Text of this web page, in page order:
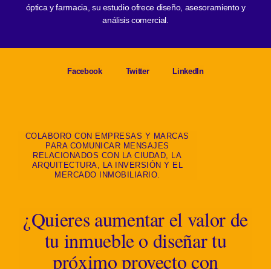
óptica y farmacia, su estudio ofrece diseño, asesoramiento y
análisis comercial.
Facebook Twitter LinkedIn
COLABORO CON EMPRESAS Y MARCAS
PARA COMUNICAR MENSAJES
RELACIONADOS CON LA CIUDAD, LA
ARQUITECTURA, LA INVERSIÓN Y EL
MERCADO INMOBILIARIO.
¿Quieres aumentar el valor de
tu inmueble o diseñar tu
próximo proyecto con